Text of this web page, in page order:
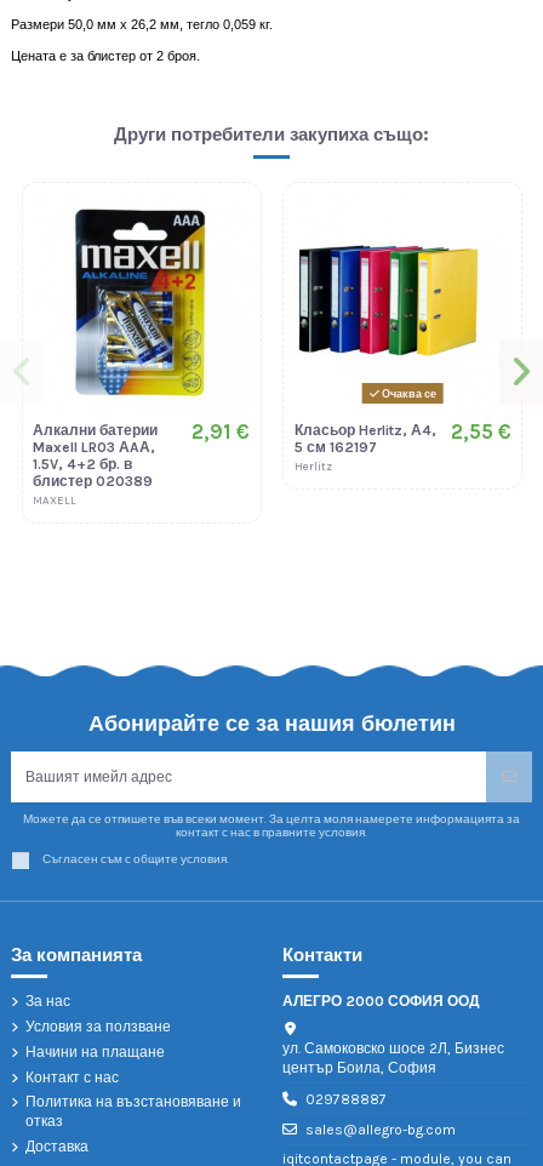
Размери 50,0 мм х 26,2 мм, тегло 0,059 кг.
Цената е за блистер от 2 броя.
Други потребители закупиха също:
Алкални батерии
Maxell LR03 АAА,
1.5V, 4+2 бр. в
блистер 020389
MAXELL
2,91 €
Очаква се
Класьор Herlitz, А4,
5 см 162197
Herlitz
2,55 €
Абонирайте се за нашия бюлетин
Можете да се отпишете във всеки момент. За целта моля намерете информацията за
контакт с нас в правните условия.
Съгласен съм с общите условия.
За компанията
За нас
Условия за ползване
Начини на плащане
Контакт с нас
Политика на възстановяване и
отказ
Доставка
Контакти
АЛЕГРО 2000 СОФИЯ ООД
ул. Самоковско шосе 2Л, Бизнес
център Боила, София
029788887
sales@allegro-bg.com
iqitcontactpage - module, you can